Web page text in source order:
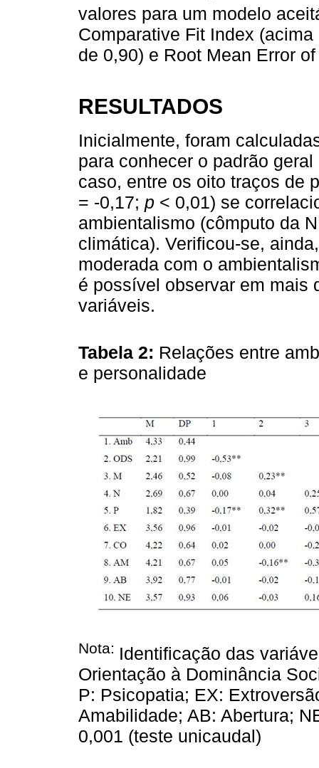
valores para um modelo
Comparative Fit Index
de 0,90) e Root Mean Error
RESULTADOS
Inicialmente, foram
para conhecer o padrão
caso, entre os oito traços de
= -0,17; p < 0,01) se
ambientalismo (cômputo da
climática). Verificou-se,
moderada com o
é possível observar em mais
variáveis.
Tabela 2: Relações entre
e personalidade
Nota: Identificação das
Orientação à Dominância
P: Psicopatia; EX:
Amabilidade; AB: Abertura;
0,001 (teste unicaudal)